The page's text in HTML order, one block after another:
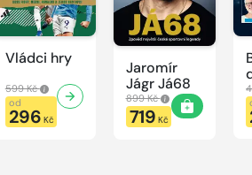
Vládci hry
599 Kč
od
296 Kč
Jaromír
Jágr Já68
899 Kč
719 Kč